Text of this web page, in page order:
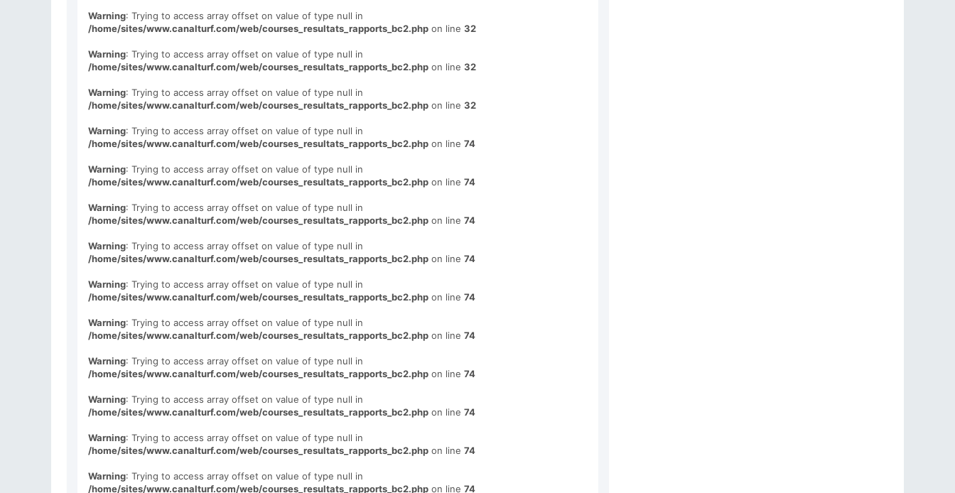
Warning: Trying to access array offset on value of type null in
/home/sites/www.canalturf.com/web/courses_resultats_rapports_bc2.php on line 32
Warning: Trying to access array offset on value of type null in
/home/sites/www.canalturf.com/web/courses_resultats_rapports_bc2.php on line 32
Warning: Trying to access array offset on value of type null in
/home/sites/www.canalturf.com/web/courses_resultats_rapports_bc2.php on line 32
Warning: Trying to access array offset on value of type null in
/home/sites/www.canalturf.com/web/courses_resultats_rapports_bc2.php on line 74
Warning: Trying to access array offset on value of type null in
/home/sites/www.canalturf.com/web/courses_resultats_rapports_bc2.php on line 74
Warning: Trying to access array offset on value of type null in
/home/sites/www.canalturf.com/web/courses_resultats_rapports_bc2.php on line 74
Warning: Trying to access array offset on value of type null in
/home/sites/www.canalturf.com/web/courses_resultats_rapports_bc2.php on line 74
Warning: Trying to access array offset on value of type null in
/home/sites/www.canalturf.com/web/courses_resultats_rapports_bc2.php on line 74
Warning: Trying to access array offset on value of type null in
/home/sites/www.canalturf.com/web/courses_resultats_rapports_bc2.php on line 74
Warning: Trying to access array offset on value of type null in
/home/sites/www.canalturf.com/web/courses_resultats_rapports_bc2.php on line 74
Warning: Trying to access array offset on value of type null in
/home/sites/www.canalturf.com/web/courses_resultats_rapports_bc2.php on line 74
Warning: Trying to access array offset on value of type null in
/home/sites/www.canalturf.com/web/courses_resultats_rapports_bc2.php on line 74
Warning: Trying to access array offset on value of type null in
/home/sites/www.canalturf.com/web/courses_resultats_rapports_bc2.php on line 74